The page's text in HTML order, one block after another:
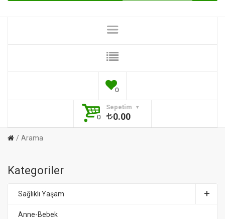
0
Sepetim
0
0.00
Arama
Kategoriler
Sağlıklı Yaşam
Anne-Bebek